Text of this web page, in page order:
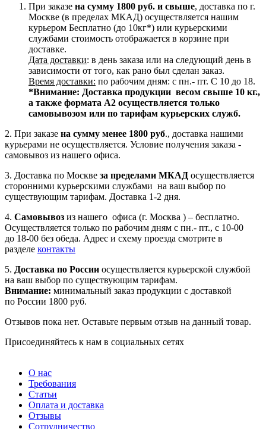
При заказе на сумму 1800 руб. и свыше, доставка по г.
Москве (в пределах МКАД) осуществляется нашим
курьером Бесплатно (до 10кг*) или курьерскими
службами стоимость отображается в корзине при
доставке.
Дата доставки: в день заказа или на следующий день в
зависимости от того, как рано был сделан заказ.
Время доставки: по рабочим дням: с пн.- пт. С 10 до 18.
*Внимание: Доставка продукции весом свыше 10 кг.,
а также формата А2 осуществляется только
самовывозом или по тарифам курьерских служб.
2. При заказе на сумму менее 1800 руб., доставка нашими
курьерами не осуществляется. Условие получения заказа -
самовывоз из нашего офиса.
3. Доставка по Москве за пределами МКАД осуществляется
сторонними курьерскими службами на ваш выбор по
существующим тарифам. Доставка 1-2 дня.
4. Самовывоз из нашего офиса (г. Москва ) – бесплатно.
Осуществляется только по рабочим дням с пн.- пт., с 10-00
до 18-00 без обеда. Адрес и схему проезда смотрите в
разделе контакты
5. Доставка по России осуществляется курьерской службой
на ваш выбор по существующим тарифам.
Внимание: минимальный заказ продукции с доставкой
по России 1800 руб.
Отзывов пока нет. Оставьте первым отзыв на данный товар.
Присоединяйтесь к нам в социальных сетях
О нас
Требования
Статьи
Оплата и доставка
Отзывы
Сотрудничество